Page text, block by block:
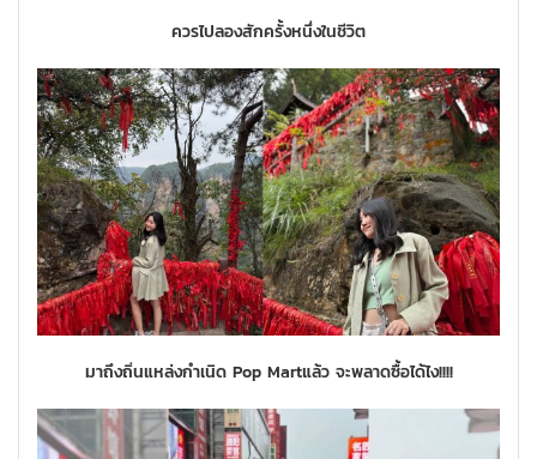
ควรไปลองสักครั้งหนึ่งในชีวิต
มาถึงถิ่นแหล่งกำเนิด Pop Martแล้ว จะพลาดซื้อได้ไง!!!!